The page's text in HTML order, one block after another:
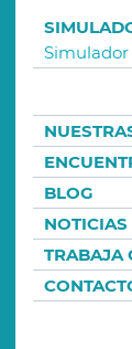
Simulador
BLOG
NOTICIAS
TRABAJA